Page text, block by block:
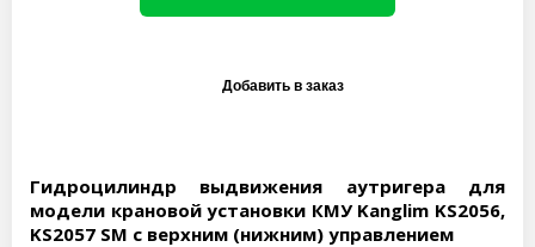
Гидроцилиндр выдвижения аутригера для
модели крановой установки КМУ Kanglim KS2056,
KS2057 SM с верхним (нижним) управлением